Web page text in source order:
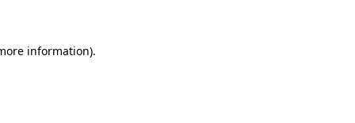
information).